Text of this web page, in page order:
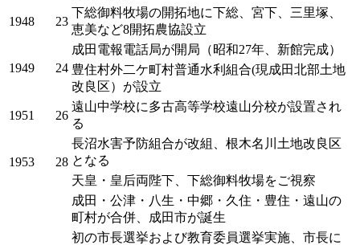
1948 23
下総御料牧場の開拓地に下総、宮下、三里塚、
恵美など8開拓農協設立
1949 24
成田電報電話局が開局（昭和27年、新館完成）
豊住村外二ケ町村普通水利組合(現成田北部土地
改良区）が設立
1951 26
遠山中学校に多古高等学校遠山分校が設置され
る
1953 28
長沼水害予防組合が改組、根木名川土地改良区
となる
天皇・皇后両陛下、下総御料牧場をご視察
成田・公津・八生・中郷・久住・豊住・遠山の
町村が合併、成田市が誕生
初の市長選挙および教育委員選挙実施、市長に